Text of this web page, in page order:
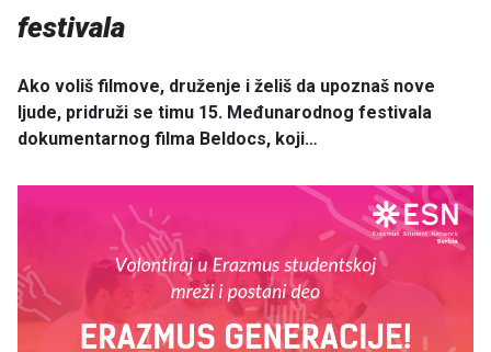
festivala
Ako voliš filmove, druženje i želiš da upoznaš nove
ljude, pridruži se timu 15. Međunarodnog festivala
dokumentarnog filma Beldocs, koji…